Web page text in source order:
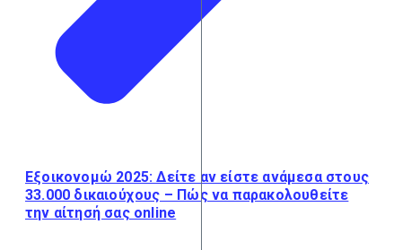
Εξοικονομώ 2025: Δείτε αν είστε ανάμεσα στους
33.000 δικαιούχους – Πώς να παρακολουθείτε
την αίτησή σας online